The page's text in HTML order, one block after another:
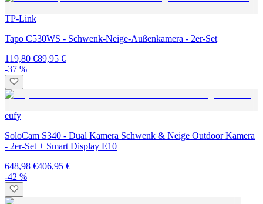
TP-Link
Tapo C530WS - Schwenk-Neige-Außenkamera - 2er-Set
119,80 €89,95 €
-37 %
eufy
SoloCam S340 - Dual Kamera Schwenk & Neige Outdoor Kamera
- 2er-Set + Smart Display E10
648,98 €406,95 €
-42 %